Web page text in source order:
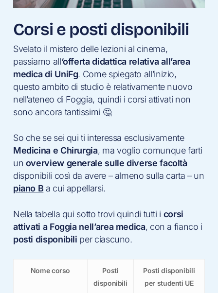
Corsi e posti disponibili
Svelato il mistero delle lezioni al cinema,
passiamo all‘offerta didattica relativa all’area
medica di UniFg. Come spiegato all’inizio,
questo ambito di studio è relativamente nuovo
nell’ateneo di Foggia, quindi i corsi attivati non
sono ancora tantissimi 🤔
So che se sei qui ti interessa esclusivamente
Medicina e Chirurgia, ma voglio comunque farti
un overview generale sulle diverse facoltà
disponibili così da avere – almeno sulla carta – un
piano B a cui appellarsi.
Nella tabella qui sotto trovi quindi tutti i corsi
attivati a Foggia nell’area medica, con a fianco i
posti disponibili per ciascuno.
Nome corso
Posti
disponibili
Posti disponibili
per studenti UE